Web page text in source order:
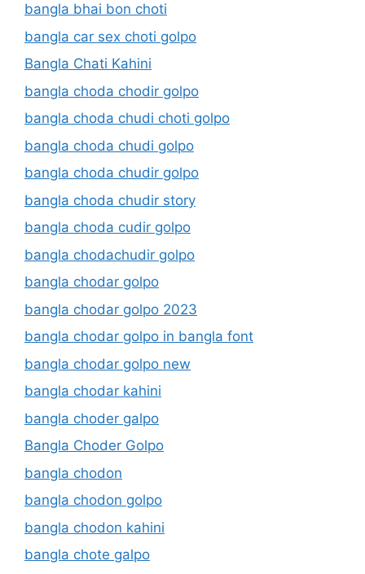
bangla bhai bon choti
bangla car sex choti golpo
Bangla Chati Kahini
bangla choda chodir golpo
bangla choda chudi choti golpo
bangla choda chudi golpo
bangla choda chudir golpo
bangla choda chudir story
bangla choda cudir golpo
bangla chodachudir golpo
bangla chodar golpo
bangla chodar golpo 2023
bangla chodar golpo in bangla font
bangla chodar golpo new
bangla chodar kahini
bangla choder galpo
Bangla Choder Golpo
bangla chodon
bangla chodon golpo
bangla chodon kahini
bangla chote galpo